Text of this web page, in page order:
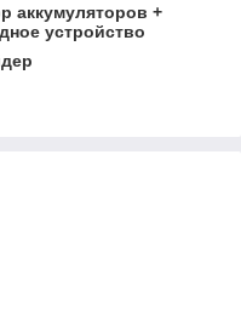
аккумуляторов +
устройство